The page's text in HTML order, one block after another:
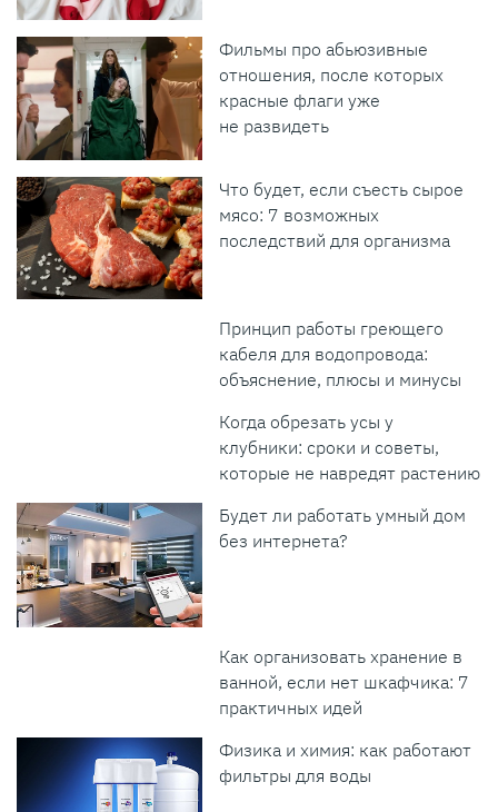
Фильмы про абьюзивные
отношения, после которых
красные флаги уже
не развидеть
Что будет, если съесть сырое
мясо: 7 возможных
последствий для организма
Принцип работы греющего
кабеля для водопровода:
объяснение, плюсы и минусы
Когда обрезать усы у
клубники: сроки и советы,
которые не навредят растению
Будет ли работать умный дом
без интернета?
Как организовать хранение в
ванной, если нет шкафчика: 7
практичных идей
Физика и химия: как работают
фильтры для воды